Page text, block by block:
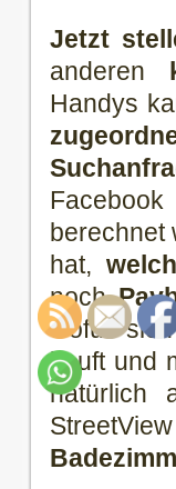
Jetzt
anderen
Handys
berechnet
hat,
noch
wofür
kauft und
natürlich